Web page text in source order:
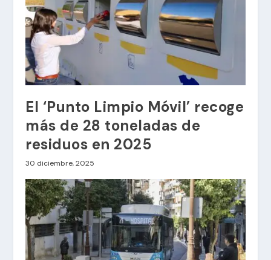
El ‘Punto Limpio Móvil’ recoge
más de 28 toneladas de
residuos en 2025
30 diciembre, 2025